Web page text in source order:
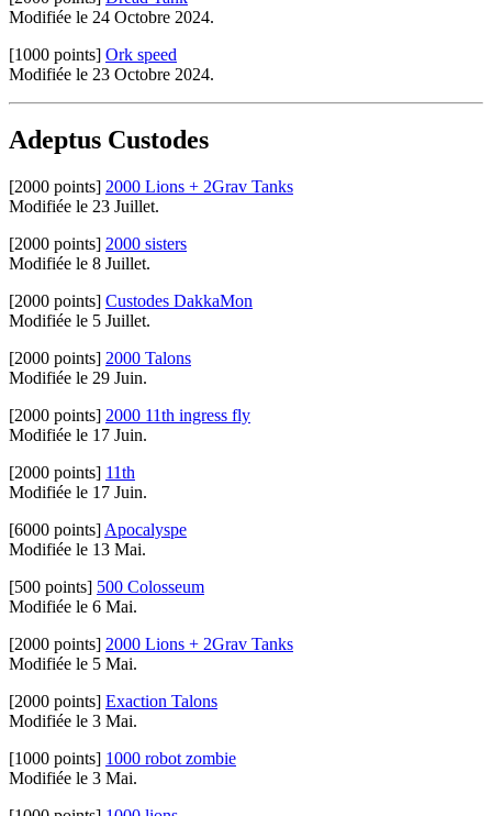
Modifiée le 24 Octobre 2024.
[1000 points] Ork speed
Modifiée le 23 Octobre 2024.
Adeptus Custodes
[2000 points] 2000 Lions + 2Grav Tanks
Modifiée le 23 Juillet.
[2000 points] 2000 sisters
Modifiée le 8 Juillet.
[2000 points] Custodes DakkaMon
Modifiée le 5 Juillet.
[2000 points] 2000 Talons
Modifiée le 29 Juin.
[2000 points] 2000 11th ingress fly
Modifiée le 17 Juin.
[2000 points] 11th
Modifiée le 17 Juin.
[6000 points] Apocalyspe
Modifiée le 13 Mai.
[500 points] 500 Colosseum
Modifiée le 6 Mai.
[2000 points] 2000 Lions + 2Grav Tanks
Modifiée le 5 Mai.
[2000 points] Exaction Talons
Modifiée le 3 Mai.
[1000 points] 1000 robot zombie
Modifiée le 3 Mai.